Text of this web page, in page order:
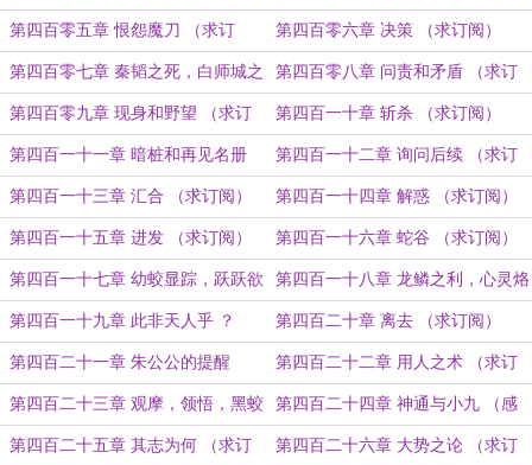
阅） 阅）
第四百零五章 恨怨魔刀 （求订
阅）
第四百零六章 决策 （求订阅）
第四百零七章 秦韬之死，白师城之
忧 （求订阅）
第四百零八章 问责和矛盾 （求订
阅）
第四百零九章 现身和野望 （求订
阅）
第四百一十章 斩杀 （求订阅）
第四百一十一章 暗桩和再见名册
（求订阅）
第四百一十二章 询问后续 （求订
阅）
第四百一十三章 汇合 （求订阅） 第四百一十四章 解惑 （求订阅）
第四百一十五章 进发 （求订阅） 第四百一十六章 蛇谷 （求订阅）
第四百一十七章 幼蛟显踪，跃跃欲
试 （求订阅）
第四百一十八章 龙鳞之利，心灵烙
印 （求订阅）
第四百一十九章 此非天人乎 ？
（求订阅）
第四百二十章 离去 （求订阅）
第四百二十一章 朱公公的提醒
（求订阅）
第四百二十二章 用人之术 （求订
阅）
第四百二十三章 观摩，领悟，黑蛟
护体罡气 （求订阅）
第四百二十四章 神通与小九 （感
谢韦斯东的盟主打赏，另求订阅）
第四百二十五章 其志为何 （求订 第四百二十六章 大势之论 （求订